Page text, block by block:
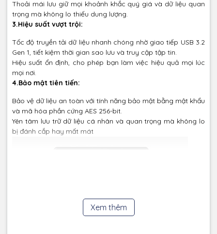
Thoải mái lưu giữ mọi khoảnh khắc quý giá và dữ liệu quan
trọng mà không lo thiếu dung lượng.
3.Hiệu suất vượt trội:
Tốc độ truyền tải dữ liệu nhanh chóng nhờ giao tiếp USB 3.2
Gen 1, tiết kiệm thời gian sao lưu và truy cập tập tin.
Hiệu suất ổn định, cho phép bạn làm việc hiệu quả mọi lúc
mọi nơi.
4.Bảo mật tiên tiến:
Bảo vệ dữ liệu an toàn với tính năng bảo mật bằng mật khẩu
và mã hóa phần cứng AES 256-bit.
Yên tâm lưu trữ dữ liệu cá nhân và quan trọng mà không lo
bị đánh cắp hay mất mát
Xem thêm